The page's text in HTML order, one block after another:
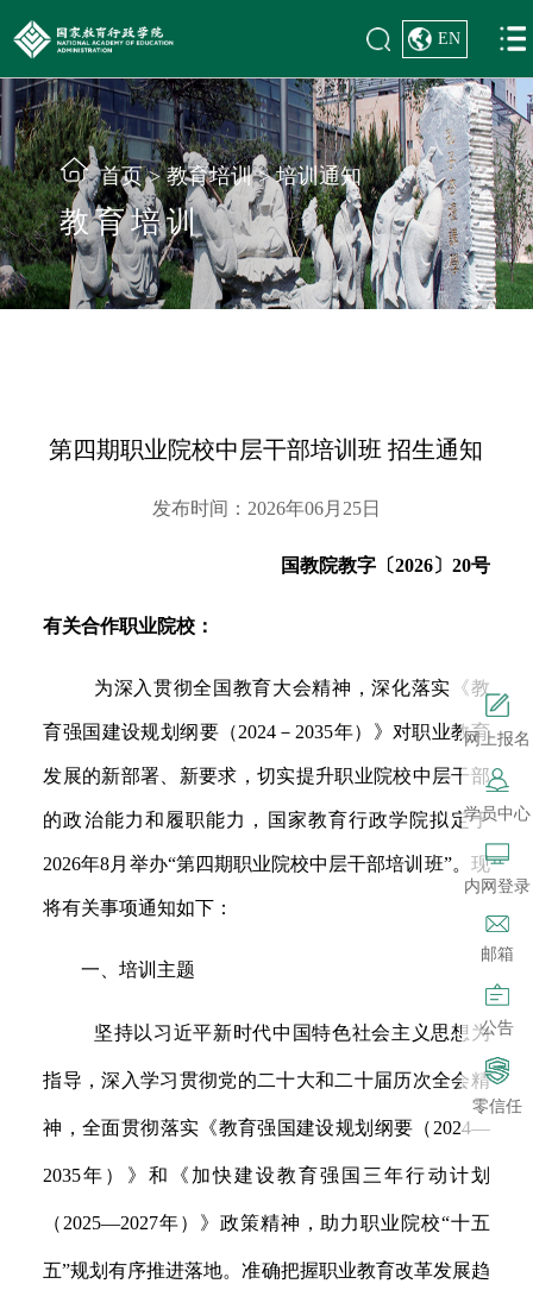
网上报名
学员中心
内网登录
邮箱
公告
零信任
EN
首页>教育培训>培训通知
教育培训
第四期职业院校中层干部培训班 招生通知
发布时间：2026年06月25日
国教院教字〔2026〕 20号
有关合作职业院校：
为深入贯彻全国教育大会精神，深化落实《教
育强国建设规划纲要（2024 － 2035年）》对职业教育
发展的新部署、新要求， 切实提升职业院校中层干部
的政治能力和履职能力，国家教育行政学院拟定于
2026年8月举办“第四期职业院校中层干部培训班”。现
将有关事项通知如下：
一、培训主题
坚持以习近平新时代中国特色社会主义思想为
指导，深入学习贯彻党的二十大和二十届历次全会精
神，全面贯彻落实《教育强国建设规划纲要（ 2024—
2035年）》和《加快建设教育强国三年行动计划
（ 2025—2027年）》政策精神，助力职业院校“十五
五”规划有序推进落地。准确把握职业教育改革发展趋